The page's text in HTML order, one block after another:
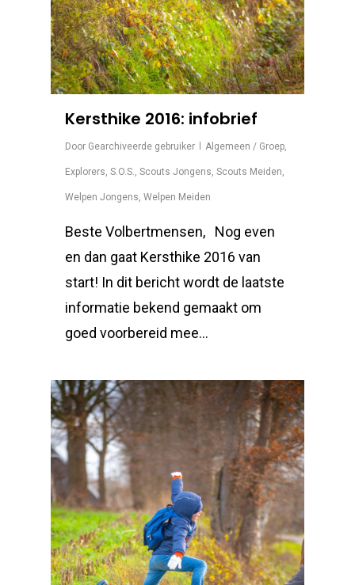
Kersthike 2016: infobrief
Door Gearchiveerde gebruiker Algemeen / Groep,
Explorers, S.O.S., Scouts Jongens, Scouts Meiden,
Welpen Jongens, Welpen Meiden
Beste Volbertmensen, Nog even
en dan gaat Kersthike 2016 van
start! In dit bericht wordt de laatste
informatie bekend gemaakt om
goed voorbereid mee…